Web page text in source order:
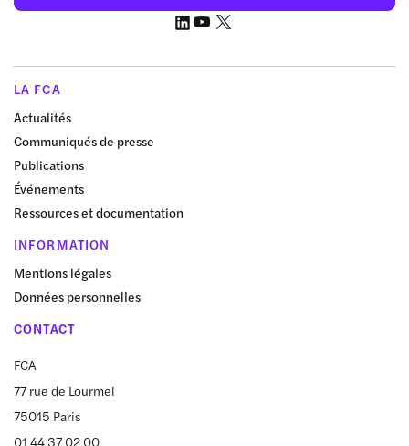
LA FCA
Actualités
Communiqués de presse
Publications
Événements
Ressources et documentation
INFORMATION
Mentions légales
Données personnelles
CONTACT
FCA
77 rue de Lourmel
75015 Paris
01 44 37 02 00